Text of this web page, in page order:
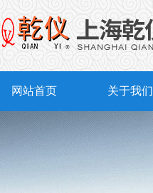
网站首页 关于我们